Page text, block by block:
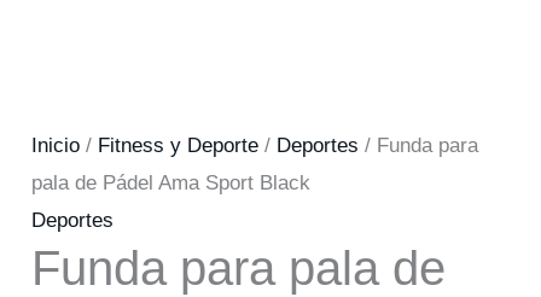
Inicio / Fitness y Deporte / Deportes / Funda para
pala de Pádel Ama Sport Black
Deportes
Funda para pala de